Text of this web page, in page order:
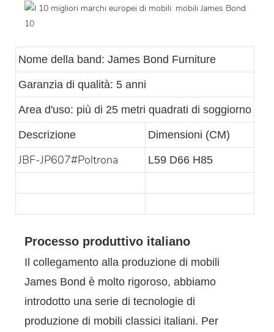
Nome della band: James Bond Furniture
Garanzia di qualità: 5 anni
Area d'uso: più di 25 metri quadrati di soggiorno
Descrizione Dimensioni (CM)
JBF-JP607#Poltrona L59 D66 H85
Processo produttivo italiano
Il collegamento alla produzione di mobili
James Bond è molto rigoroso, abbiamo
introdotto una serie di tecnologie di
produzione di mobili classici italiani. Per